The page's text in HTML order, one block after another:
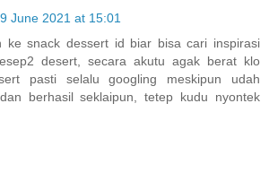
9 June 2021 at 15:01
ke snack dessert id biar bisa cari inspirasi
desert, secara akutu agak berat klo
pasti selalu googling meskipun udah
berhasil seklaipun, tetep kudu nyontek